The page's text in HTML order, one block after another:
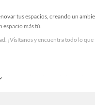
tus espacios, creando un
más tú.
¡Visítanos y encuentra todo lo
y descubre todo lo que